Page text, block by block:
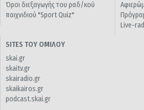
Όροι διεξαγωγής του ραδ/κού
παιχνιδιού "Sport Quiz"
Live-
SITES ΤΟΥ ΟΜΙΛΟΥ
skai.gr
skaitv.gr
skairadio.gr
skaikairos.gr
podcast.skai.gr